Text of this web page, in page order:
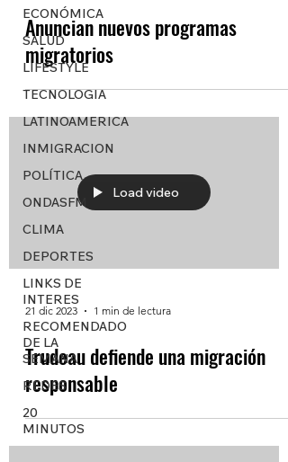
ECONÓMICA
SALUD
LIFESTYLE
TECNOLOGIA
LATINOAMERICA
INMIGRACION
POLÍTICA
ONDASFM
CLIMA
DEPORTES
LINKS DE
INTERES
RECOMENDADO
DE LA
SEMANA
REDES
20
MINUTOS
Anuncian nuevos programas
migratorios
Load video
21 dic 2023 1 min de lectura
Trudeau defiende una migración
responsable